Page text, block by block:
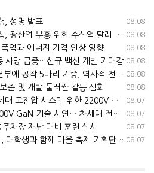
08.08
, 성명 발표
08.08
부흥 위한 수십억 달러 규모 신규 투…
08.08
염과 에너지 가격 인상 영향
08.08
사망 급증…신규 백신 개발 기대감
08.08
공작 5마리 기증, 역사적 전통 계승
08.08
존 및 개발 둘러싼 갈등 심화
08.07
전압 시스템 위한 2200V GaN 기술 …
08.07
기술 시연… 차세대 전력 시스템 …
08.07
차장 재난 대비 훈련 실시
08.07
생과 함께 마을 축제 기획단 운영 시작